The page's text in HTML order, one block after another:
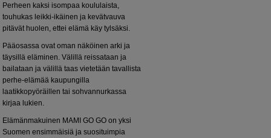
Perheen kaksi isompaa koululaista,
touhukas leikki-ikäinen ja kevätvauva
pitävät huolen, ettei elämä käy tylsäksi.
Pääosassa ovat oman näköinen arki ja
täysillä eläminen. Välillä reissataan ja
bailataan ja välillä taas vietetään tavallista
perhe-elämää kaupungilla
laatikkopyöräillen tai sohvannurkassa
kirjaa lukien.
Elämänmakuinen MAMI GO GO on yksi
Suomen ensimmäisiä ja suosituimpia